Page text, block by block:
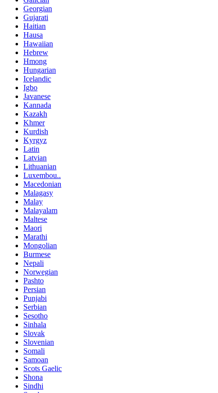
Georgian
Gujarati
Haitian
Hausa
Hawaiian
Hebrew
Hmong
Hungarian
Icelandic
Igbo
Javanese
Kannada
Kazakh
Khmer
Kurdish
Kyrgyz
Latin
Latvian
Lithuanian
Luxembou..
Macedonian
Malagasy
Malay
Malayalam
Maltese
Maori
Marathi
Mongolian
Burmese
Nepali
Norwegian
Pashto
Persian
Punjabi
Serbian
Sesotho
Sinhala
Slovak
Slovenian
Somali
Samoan
Scots Gaelic
Shona
Sindhi